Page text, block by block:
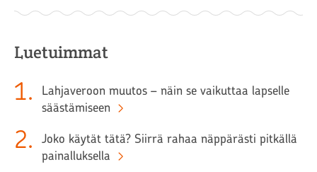
Luetuimmat
1.
Lahjaveroon muutos – näin se vaikuttaa lapselle
säästämiseen
2.
Joko käytät tätä? Siirrä rahaa näppärästi pitkällä
painalluksella